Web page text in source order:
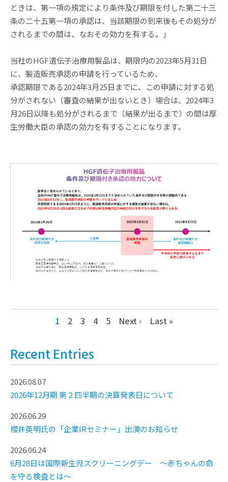
ときは、第一項の規定により条件及び期限を付した第二十三
条の二十五第一項の承認は、当該期限の到来後もその処分が
されるまでの間は、なおその効力を有する。」
当社のHGF遺伝子治療用製品は、期限内の2023年5月31日
に、製造販売承認の申請を行っているため、
承認期限である2024年3月25日までに、この申請に対する処
分がされない（審査の結果が出ないとき）場合は、2024年3
月26日以降も処分がされるまで（結果が出るまで）の間は厚
生労働大臣の承認の効力を有することになります。
1 2 3 4 5 Next › Last »
Recent Entries
2026.08.07
2026年12月期 第２四半期の決算発表日について
2026.06.29
櫻井英明氏の「企業IRセミナー」出演のお知らせ
2026.06.24
6月28日は国際新生児スクリーニングデー ～赤ちゃんの命
を守る検査とは～